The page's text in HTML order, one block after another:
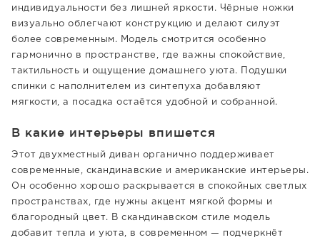
индивидуальности без лишней яркости. Чёрные ножки
визуально облегчают конструкцию и делают силуэт
более современным. Модель смотрится особенно
гармонично в пространстве, где важны спокойствие,
тактильность и ощущение домашнего уюта. Подушки
спинки с наполнителем из синтепуха добавляют
мягкости, а посадка остаётся удобной и собранной.
В какие интерьеры впишется
Этот двухместный диван органично поддерживает
современные, скандинавские и американские интерьеры.
Он особенно хорошо раскрывается в спокойных светлых
пространствах, где нужны акцент мягкой формы и
благородный цвет. В скандинавском стиле модель
добавит тепла и уюта, в современном — подчеркнёт